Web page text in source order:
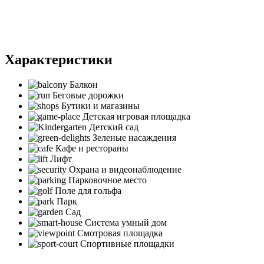
Характеристики
Балкон
Беговые дорожки
Бутики и магазины
Детская игровая площадка
Детский сад
Зеленые насаждения
Кафе и рестораны
Лифт
Охрана и видеонаблюдение
Парковочное место
Поле для гольфа
Парк
Сад
Система умный дом
Смотровая площадка
Спортивные площадки